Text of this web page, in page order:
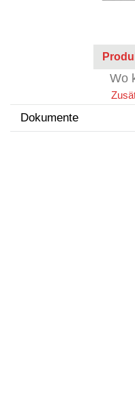
Wo
Dokumente